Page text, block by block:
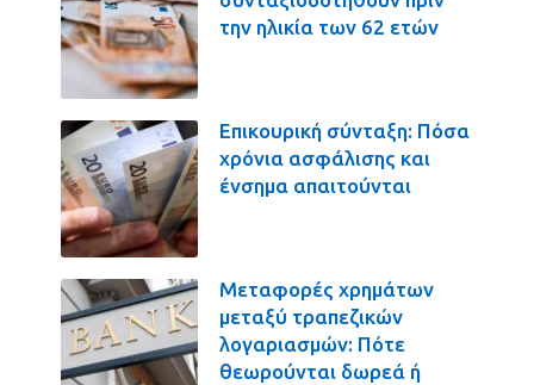
την ηλικία των 62 ετών
Επικουρική σύνταξη: Πόσα
χρόνια ασφάλισης και
ένσημα απαιτούνται
Μεταφορές χρημάτων
μεταξύ τραπεζικών
λογαριασμών: Πότε
θεωρούνται δωρεά ή